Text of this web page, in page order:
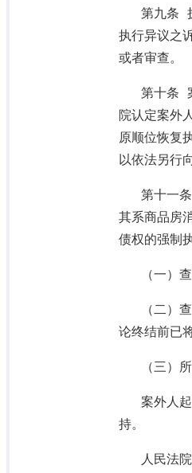
第九条
执行异议之
或者审查。
第十条
院认定案外
原顺位恢复
以依法另行
第十一
其系商品房
债权的强制
（一）
（二）
论终结前已
（三）
案外人
持。
人民法